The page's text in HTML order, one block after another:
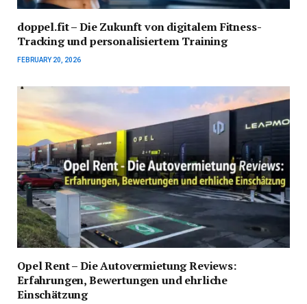
doppel.fit – Die Zukunft von digitalem Fitness-
Tracking und personalisiertem Training
FEBRUARY 20, 2026
Opel Rent – Die Autovermietung Reviews:
Erfahrungen, Bewertungen und ehrliche
Einschätzung